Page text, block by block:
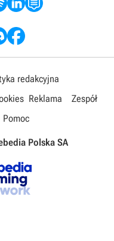
redakcyjna
Reklama
Zespół
Pomoc
Polska SA